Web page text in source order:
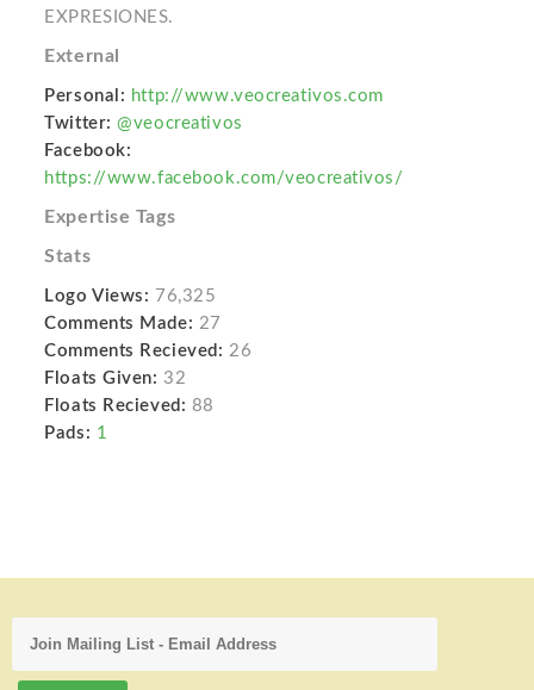
EXPRESIONES.
External
Personal: http://www.veocreativos.com
Twitter: @veocreativos
Facebook:
https://www.facebook.com/veocreativos/
Expertise Tags
Stats
Logo Views: 76,325
Comments Made: 27
Comments Recieved: 26
Floats Given: 32
Floats Recieved: 88
Pads: 1